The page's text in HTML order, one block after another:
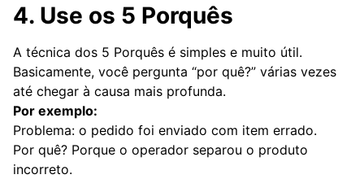
4. Use os 5 Porquês
A técnica dos 5 Porquês é simples e muito útil.
Basicamente, você pergunta “por quê?” várias vezes
até chegar à causa mais profunda.
Por exemplo:
Problema: o pedido foi enviado com item errado.
Por quê? Porque o operador separou o produto
incorreto.